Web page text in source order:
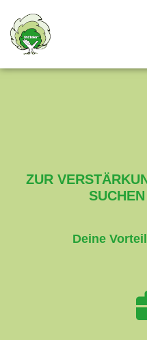
ZUR
Deine